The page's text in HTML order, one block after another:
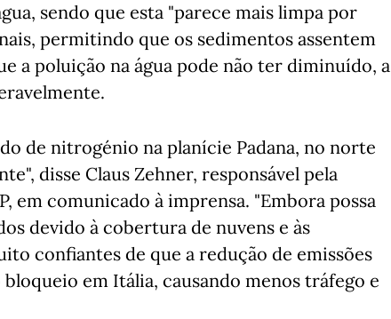
sendo que esta "parece mais limpa por
permitindo que os sedimentos assentem
a poluição na água pode não ter diminuído, a
de nitrogénio na planície Padana, no norte
disse Claus Zehner, responsável pela
em comunicado à imprensa. "Embora possa
devido à cobertura de nuvens e às
confiantes de que a redução de emissões
em Itália, causando menos tráfego e